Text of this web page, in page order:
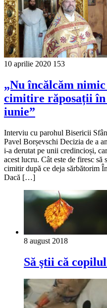
10 aprilie 2020 153
„Nu încălcăm
cimitire răposații în
iunie”
Interviu cu parohul Bisericii
Pavel Borșevschi Decizia de a
i-a derutat pe unii credincioși,
acest lucru. Cât este de firesc
cimitir după ce deja sărbătorim
Dacă […]
8 august 2018
Să ştii că